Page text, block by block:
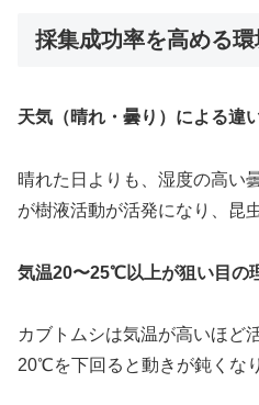
採集成功率を高める
天気（晴れ・曇り）による違
晴れた日よりも、湿度の高い
が樹液活動が活発になり、昆
気温20〜25℃以上が狙い目の
カブトムシは気温が高いほど
20℃を下回ると動きが鈍くな